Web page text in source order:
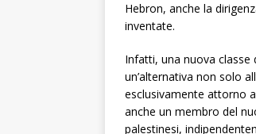
Hebron, anche la
inventate.
Infatti, una nuova
un’alternativa non solo
esclusivamente attorno
anche un membro del
palestinesi,